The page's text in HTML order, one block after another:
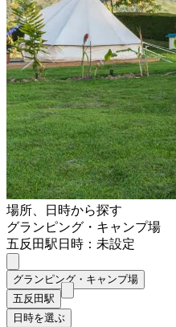
場所、日時から探す
グランピング・キャンプ場
五反田駅日時：未設定
グランピング・キャンプ場
五反田駅
日時を選ぶ